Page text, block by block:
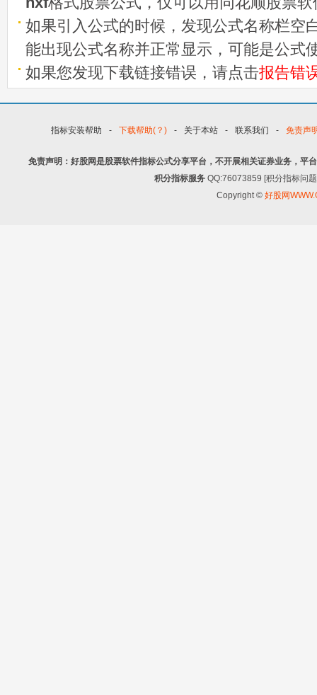
如果引入公式的时候，发现公式名称栏空
能出现公式名称并正常显示，可能是公式
如果您发现下载链接错误，请点击报告错
指标安装帮助 - 下载帮助(？) - 关于本站 - 联系我们 - 免责声
免责声明：好股网是股票软件指标公式分享平台，不开展相关证券业务，平
积分指标服务 QQ:76073859 [积分指标问
Copyright © 好股网